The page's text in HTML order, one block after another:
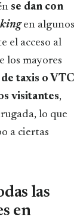
se dan con
en algunos
el acceso al
los mayores
taxis o VTC
visitantes,
lo que
a ciertas
las
en